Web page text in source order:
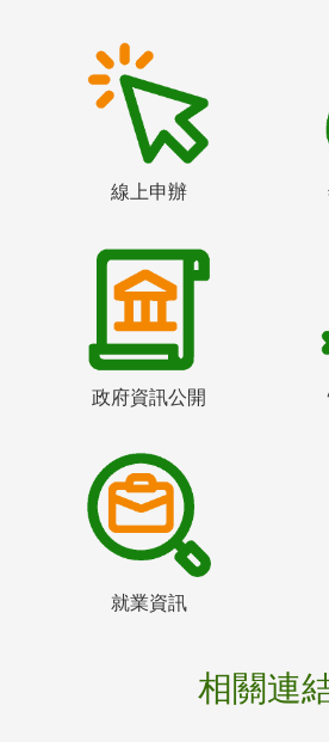
線上申辦
政府資訊公開
就業資訊
相關連